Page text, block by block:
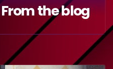
From the blog